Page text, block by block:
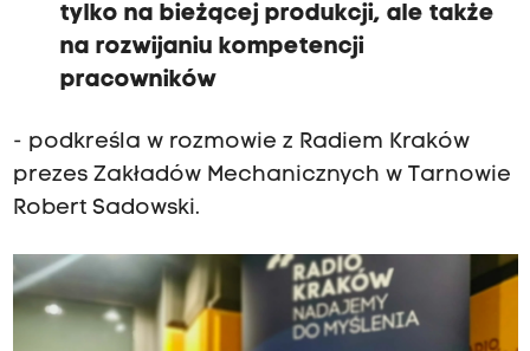
tylko na bieżącej produkcji, ale także
na rozwijaniu kompetencji
pracowników
- podkreśla w rozmowie z Radiem Kraków
prezes Zakładów Mechanicznych w Tarnowie
Robert Sadowski.